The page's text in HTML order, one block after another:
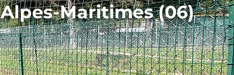
Alpes-Maritimes (06)